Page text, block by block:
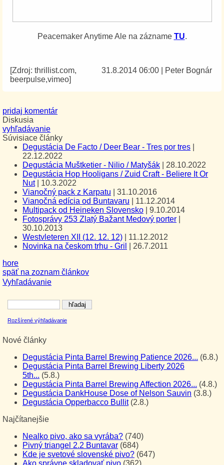
Vyhľadávanie
Rozšírené výhľadávanie
Nové články
Degustácia Pinta Barrel Brewing Patience 2026... (6.8.)
Degustácia Pinta Barrel Brewing Liberty 2026
5th... (5.8.)
Degustácia Pinta Barrel Brewing Affection 2026... (4.8.)
Degustácia DankHouse Dose of Nelson Sauvin (3.8.)
Degustácia Opperbacco Bullit(2.8.)
Najčítanejšie
Nealko pivo, ako sa vyrába? (740)
Pivný triangel 2.2 Buntavar (684)
Kde je svetové slovenské pivo? (647)
Ako správne skladovať pivo (362)
Peacemaker Anytime Ale na zázname TU.
31.8.2014 06:00 Peter Bognár
[Zdroj: thrillist.com,
beerpulse,vimeo]
pridaj komentár
Diskusia
vyhľadávanie
Súvisiace články
Degustácia De Facto / Deer Bear - Tres por tres
22.12.2022
Degustácia Muštketier - Nilio / Matyšák
28.10.2022
Degustácia Hop Hooligans / Zuid Craft - Beliere It Or
Nut
10.3.2022
Vianočný pack z Karpatu
31.10.2016
Vianočná edícia od Buntavaru
11.12.2014
Multipack od Heineken Slovensko
9.10.2014
Fotosprávy 253 Zlatý Bažant Medový porter
30.10.2013
Westvleteren XII (12. 12. 12)
11.12.2012
Novinka na českom trhu - Gril
26.7.2011
hore
späť na zoznam článkov